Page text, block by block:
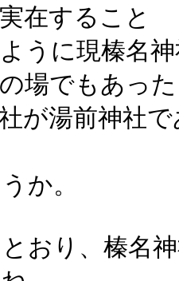
在すること
うに現榛名
場でもあっ
が湯前神社
か。
おり、榛名